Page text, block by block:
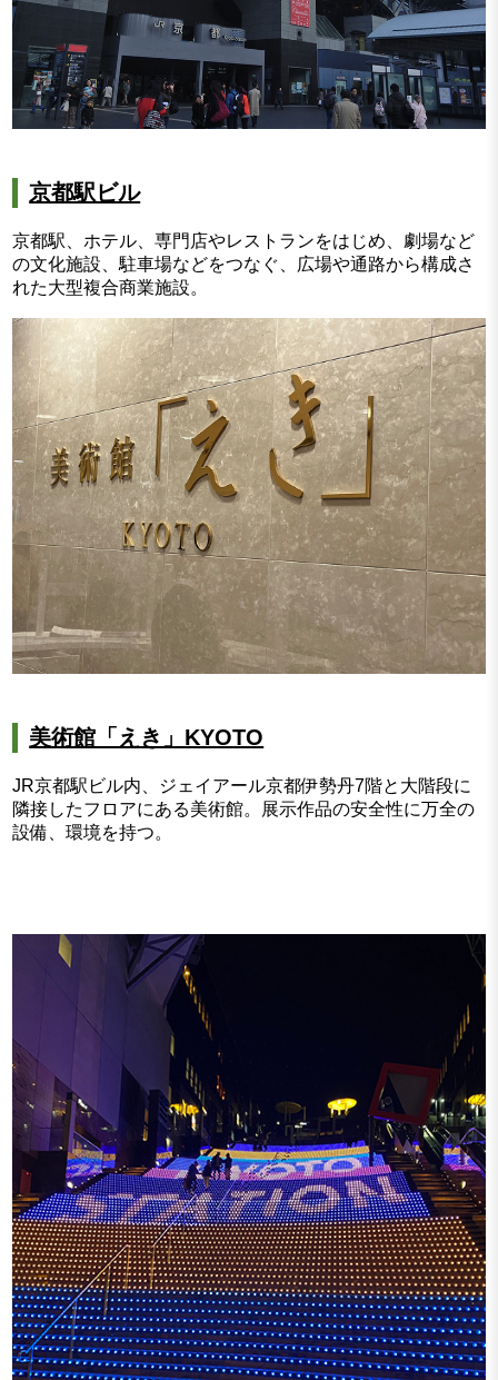
京都駅ビル
京都駅、ホテル、専門店やレストランをはじめ、劇場など
の文化施設、駐車場などをつなぐ、広場や通路から構成さ
れた大型複合商業施設。
美術館「えき」KYOTO
JR京都駅ビル内、ジェイアール京都伊勢丹7階と大階段に
隣接したフロアにある美術館。展示作品の安全性に万全の
設備、環境を持つ。